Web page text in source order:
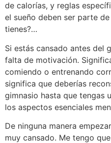
de calorías, y reglas
el sueño deben ser parte
tienes?…
Si estás cansado antes del
falta de motivación.
comiendo o entrenando
significa que deberías
gimnasio hasta que tengas
los aspectos esenciales
De ninguna manera
muy cansado. Me tengo